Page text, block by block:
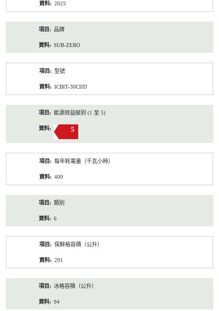
2025
品牌
SUB-ZERO
型號
ICBIT-30CIID
能源效益級別 (1 至 5)
5
每年耗電量（千瓦小時）
409
類別
6
保鮮格容積（公升）
291
冰格容積（公升）
94